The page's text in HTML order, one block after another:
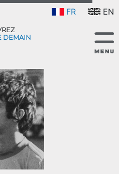
FR EN
DEMAIN